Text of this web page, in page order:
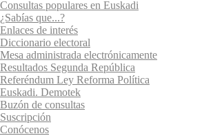
Consultas populares en Euskadi
¿Sabías que...?
Enlaces de interés
Diccionario electoral
Mesa administrada electrónicamente
Resultados Segunda República
Referéndum Ley Reforma Política
Euskadi. Demotek
Buzón de consultas
Suscripción
Conócenos